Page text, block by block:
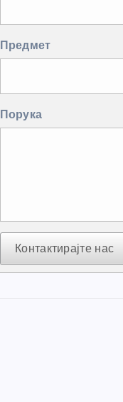
Предмет
Порука
Контактирајте нас